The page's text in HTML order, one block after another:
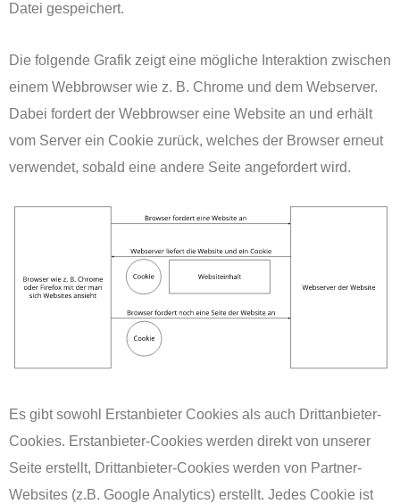
Datei gespeichert.
Die folgende Grafik zeigt eine mögliche Interaktion zwischen
einem Webbrowser wie z. B. Chrome und dem Webserver.
Dabei fordert der Webbrowser eine Website an und erhält
vom Server ein Cookie zurück, welches der Browser erneut
verwendet, sobald eine andere Seite angefordert wird.
Es gibt sowohl Erstanbieter Cookies als auch Drittanbieter-
Cookies. Erstanbieter-Cookies werden direkt von unserer
Seite erstellt, Drittanbieter-Cookies werden von Partner-
Websites (z.B. Google Analytics) erstellt. Jedes Cookie ist